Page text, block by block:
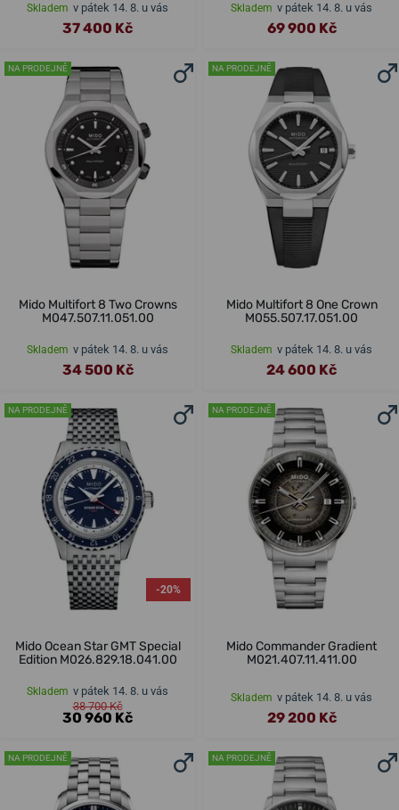
Skladem v pátek 14. 8. u vás
37 400 Kč
Skladem v pátek 14. 8. u vás
69 900 Kč
NA PRODEJNĚ
Mido Multifort 8 Two Crowns
M047.507.11.051.00
Skladem v pátek 14. 8. u vás
34 500 Kč
NA PRODEJNĚ
Mido Multifort 8 One Crown
M055.507.17.051.00
Skladem v pátek 14. 8. u vás
24 600 Kč
NA PRODEJNĚ
-20%
Mido Ocean Star GMT Special
Edition M026.829.18.041.00
Skladem v pátek 14. 8. u vás
38 700 Kč
30 960 Kč
NA PRODEJNĚ
Mido Commander Gradient
M021.407.11.411.00
Skladem v pátek 14. 8. u vás
29 200 Kč
NA PRODEJNĚ NA PRODEJNĚ